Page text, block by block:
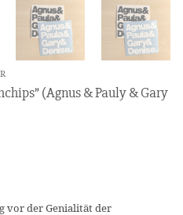
(Agnus & Pauly & Gary
vor der Genialität der